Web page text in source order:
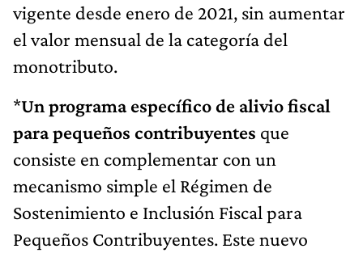
vigente desde enero de 2021, sin aumentar
el valor mensual de la categoría del
monotributo.
*Un programa específico de alivio fiscal
para pequeños contribuyentes que
consiste en complementar con un
mecanismo simple el Régimen de
Sostenimiento e Inclusión Fiscal para
Pequeños Contribuyentes. Este nuevo